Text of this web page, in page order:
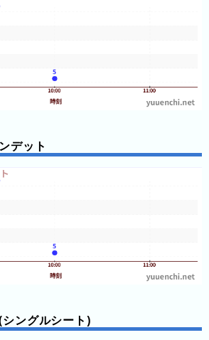
デット
ングルシート)